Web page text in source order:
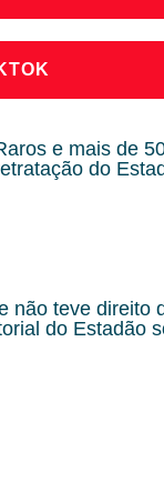
e mais de
do
não teve direito
do Estadão